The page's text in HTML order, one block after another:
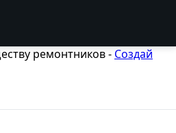
ремонтников - Создай